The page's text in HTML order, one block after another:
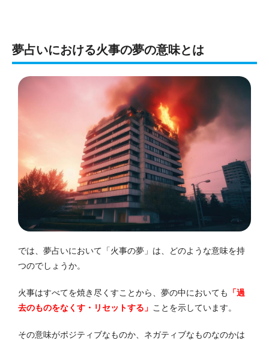
夢占いにおける火事の夢の意味とは
では、夢占いにおいて「火事の夢」は、どのような意味を持
つのでしょうか。
火事はすべてを焼き尽くすことから、夢の中においても
「過
去のものをなくす・リセットする」 ことを示しています。
その意味がポジティブなものか、ネガティブなものなのかは